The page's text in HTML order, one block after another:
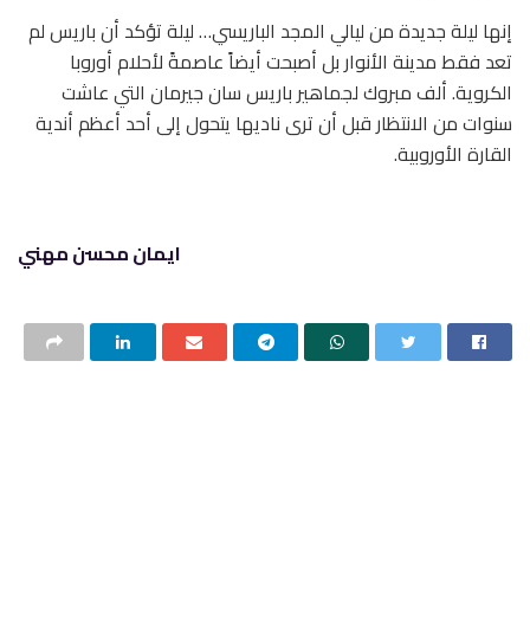
إنها ليلة جديدة من ليالي المجد الباريسي… ليلة تؤكد أن باريس لم
تعد فقط مدينة الأنوار بل أصبحت أيضاً عاصمةً لأحلام أوروبا
الكروية. ألف مبروك لجماهير باريس سان جيرمان التي عاشت
سنوات من الانتظار قبل أن ترى ناديها يتحول إلى أحد أعظم أندية
القارة الأوروبية.
ايمان محسن مهني